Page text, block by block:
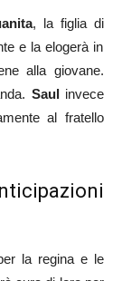
, la figlia di
e la elogerà in
alla giovane.
Saulinvece
al fratello
la regina e le